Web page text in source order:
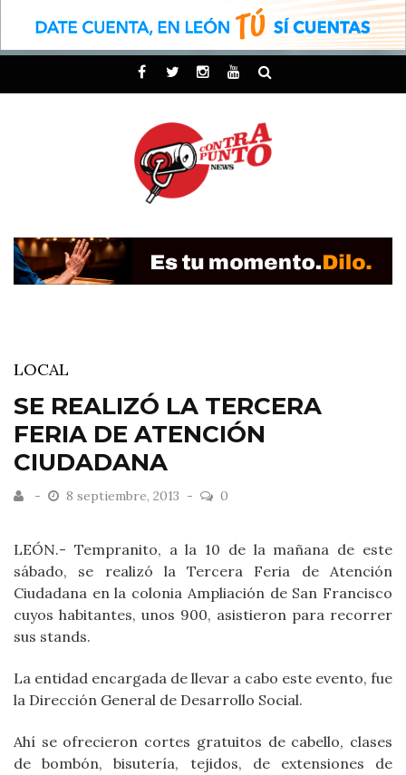
LOCAL
SE REALIZÓ LA TERCERA
FERIA DE ATENCIÓN
CIUDADANA
8 septiembre, 2013 0
LEÓN.- Tempranito, a la 10 de la mañana de este
sábado, se realizó la Tercera Feria de Atención
Ciudadana en la colonia Ampliación de San Francisco
cuyos habitantes, unos 900, asistieron para recorrer
sus stands.
La entidad encargada de llevar a cabo este evento, fue
la Dirección General de Desarrollo Social.
Ahí se ofrecieron cortes gratuitos de cabello, clases
de bombón, bisutería, tejidos, de extensiones de